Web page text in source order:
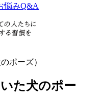
悩みQ&A
ポーズ）
た犬のポー